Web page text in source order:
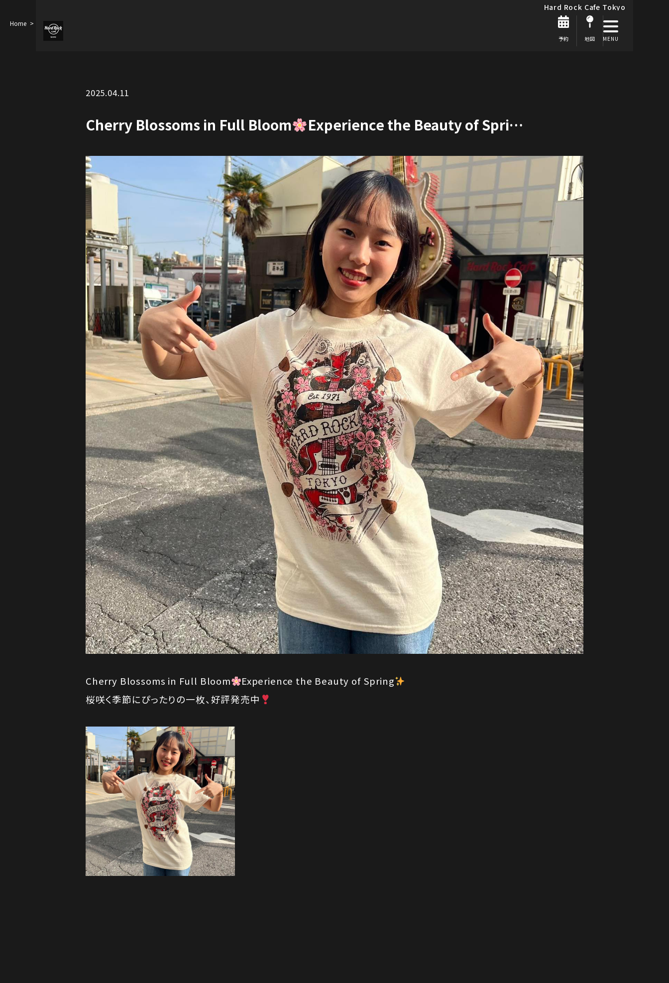
Hard Rock Cafe Tokyo
予約 地図
Home Cherry Blossoms in Full Bloom
2025.04.11
Cherry Blossoms in Full Bloom Experience the Beauty of Spri…
Cherry Blossoms in Full Bloom
Experience the Beauty of Spring
桜咲く季節にぴったりの一枚、好評発売中